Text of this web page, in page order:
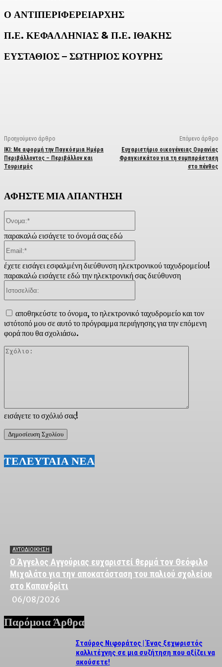
Ο ΑΝΤΙΠΕΡΙΦΕΡΕΙΑΡΧΗΣ
Π.Ε. ΚΕΦΑΛΛΗΝΙΑΣ & Π.Ε. ΙΘΑΚΗΣ
ΕΥΣΤΑΘΙΟΣ – ΣΩΤΗΡΙΟΣ ΚΟΥΡΗΣ
Προηγούμενο άρθρο
IKI: Με αφορμή την Παγκόσμια Ημέρα
Περιβάλλοντος – Περιβάλλον και
Τουρισμός
Επόμενο άρθρο
Ευχαριστήριο οικογένειας Ουρανίας
Φραγκισκάτου για τη συμπαράσταση
στο πένθος
ΑΦΗΣΤΕ ΜΙΑ ΑΠΑΝΤΗΣΗ
εισάγετε το σχόλιό σας!
παρακαλώ εισάγετε το όνομά σας εδώ
έχετε εισάγει εσφαλμένη διεύθυνση ηλεκτρονικού ταχυδρομείου!
παρακαλώ εισάγετε εδώ την ηλεκτρονική σας διεύθυνση
αποθηκεύστε το όνομα, το ηλεκτρονικό ταχυδρομείο και τον
ιστότοπό μου σε αυτό το πρόγραμμα περιήγησης για την επόμενη
φορά που θα σχολιάσω.
ΤΕΛΕΥΤΑΙΑ ΝΕΑ
ΑΥΤΟΔΙΟΙΚΗΣΗ
Ο Άγγελος Αγγούριας ευχαριστεί θερμά τον Θεόφιλο
Μιχαλάτο για την αποκατάσταση του παλιού σχολείου
στο Καπανδρίτι
06/08/2026
Παρόμοια Άρθρα
Σταύρος Νιφοράτος | Ένας ξεχωριστός
καλλιτέχνης σε μια συζήτηση που αξίζει να
ακούσετε!